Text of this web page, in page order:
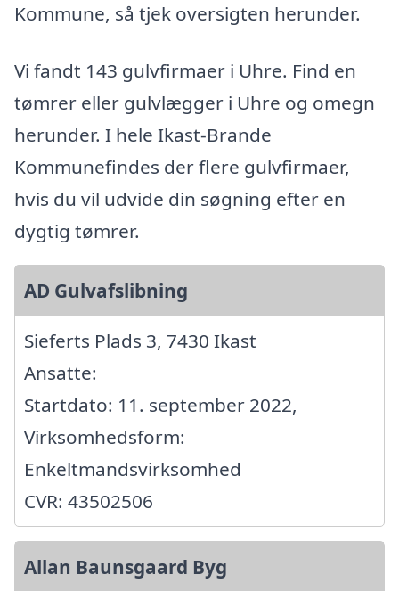
Kommune, så tjek oversigten herunder.
Vi fandt 143 gulvfirmaer i Uhre. Find en
tømrer eller gulvlægger i Uhre og omegn
herunder. I hele Ikast-Brande
Kommunefindes der flere gulvfirmaer,
hvis du vil udvide din søgning efter en
dygtig tømrer.
AD Gulvafslibning
Sieferts Plads 3, 7430 Ikast
Ansatte:
Startdato: 11. september 2022,
Virksomhedsform:
Enkeltmandsvirksomhed
CVR: 43502506
Allan Baunsgaard Byg